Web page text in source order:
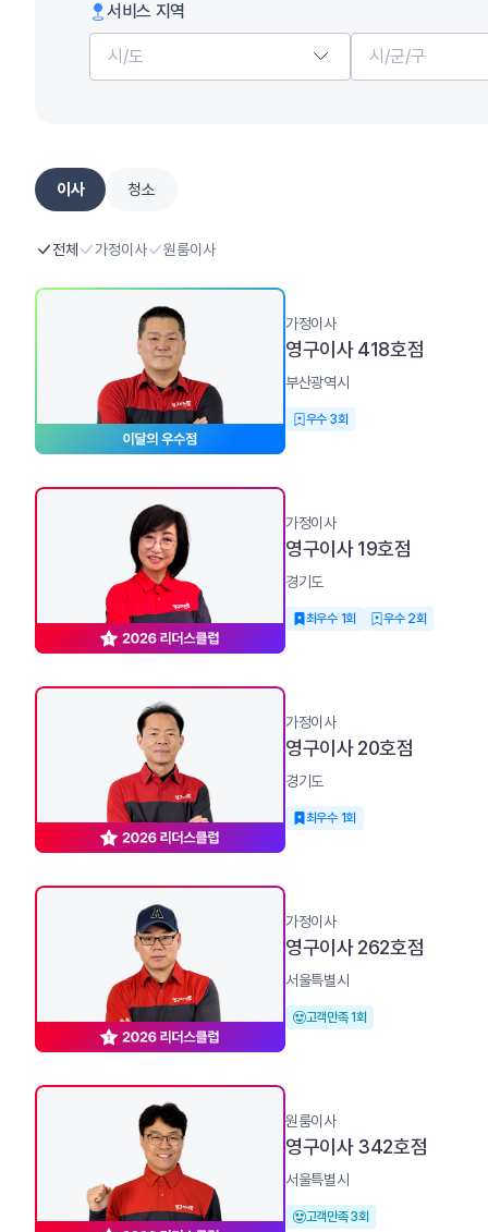
서비스 지역
시/도 시/군/구
이사 청소
전체 가정이사 원룸이사
가정이사
영구이사 418호점
부산광역시
우수 3회
가정이사
영구이사 19호점
경기도
최우수 1회 우수 2회
가정이사
영구이사 20호점
경기도
최우수 1회
가정이사
영구이사 262호점
서울특별시
고객만족 1회
원룸이사
영구이사 342호점
서울특별시
고객만족 3회